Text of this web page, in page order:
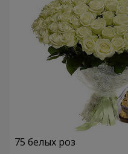
75 белых роз